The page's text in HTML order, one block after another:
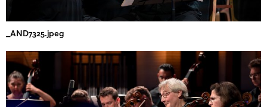
_AND7325.jpeg